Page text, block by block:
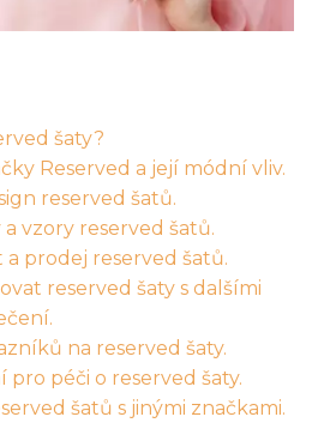
šaty?
Reserved a její módní vliv.
reserved šatů.
vzory reserved šatů.
prodej reserved šatů.
reserved šaty s dalšími
na reserved šaty.
pro péči o reserved šaty.
šatů s jinými značkami.